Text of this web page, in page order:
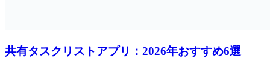
共有タスクリストアプリ：2026年おすすめ6選